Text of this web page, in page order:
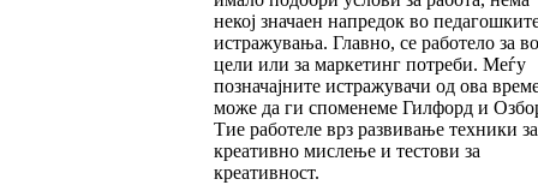
некој значаен напредок во
истражувања. Главно, се работело за
цели или за маркетинг потреби. Меѓу
позначајните истражувачи од ова
може да ги споменеме Гилфорд и
Тие работеле врз развивање техники за
креативно мислење и тестови за
креативност.